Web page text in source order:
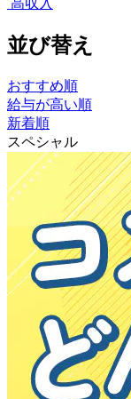
高収入
並び替え
おすすめ順
給与が高い順
新着順
スペシャル